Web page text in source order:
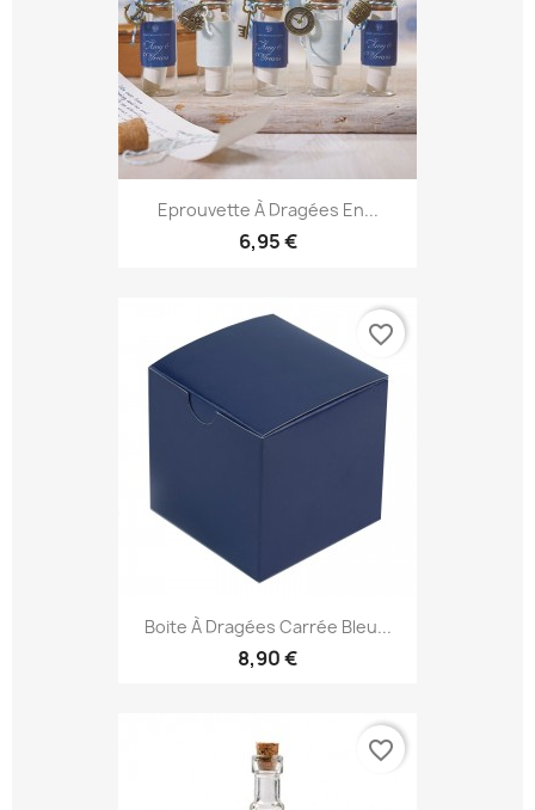
Eprouvette À Dragées En...
6,95 €
Boite À Dragées Carrée Bleu...
8,90 €
favorite_border
favorite_border